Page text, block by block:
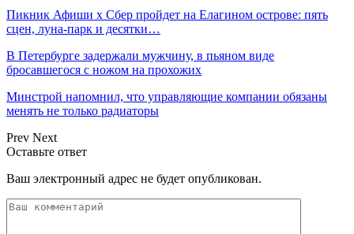
Пикник Афиши x Сбер пройдет на Елагином острове: пять
сцен, луна-парк и десятки…
В Петербурге задержали мужчину, в пьяном виде
бросавшегося с ножом на прохожих
Минстрой напомнил, что управляющие компании обязаны
менять не только радиаторы
Prev Next
Оставьте ответ
Ваш электронный адрес не будет опубликован.